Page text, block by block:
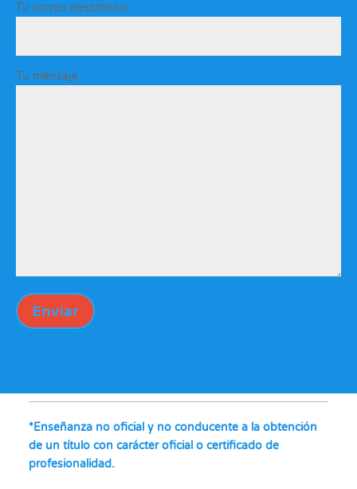
Tu correo electrónico
Tu mensaje
Enviar
*Enseñanza no oficial y no conducente a la obtención
de un título con carácter oficial o certificado de
profesionalidad.